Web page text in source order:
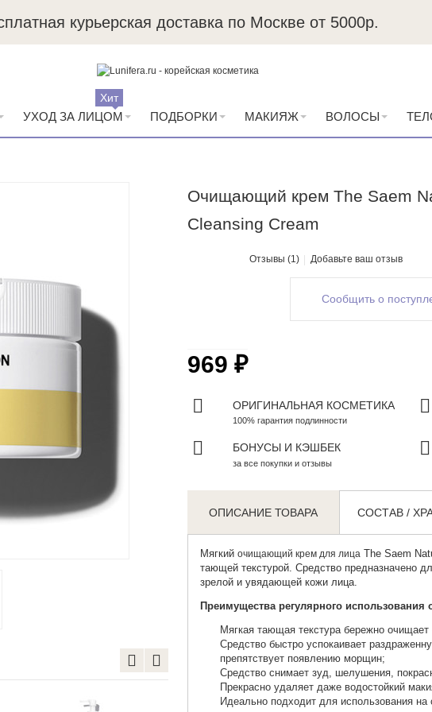
курьерская доставка по Москве от 5000р.
Пробники в каждый заказ
УХОД ЗА ЛИЦОМ
Хит
ПОДБОРКИ МАКИЯЖ ВОЛОСЫ
Очищающий крем The Saem
Cleansing Cream
Отзывы (1) Добавьте ваш отзыв
Сообщить о
969 ₽
ОРИГИНАЛЬНАЯ КОСМЕТИКА
100% гарантия подлинности
БОНУСЫ И КЭШБЕК
за все покупки и отзывы
ОПИСАНИЕ ТОВАРА СОСТАВ /
Мягкий очищающий крем для лицаThe Saem
тающей текстурой. Средство предназначено
зрелой и увядающей кожи лица.
Преимущества регулярного
Мягкая тающая текстура бережно
Средство быстро успокаивает
препятствует появлению морщин;
Средство снимает зуд, шелушения,
Прекрасно удаляет даже водостойкий
Идеально подходит для использования на